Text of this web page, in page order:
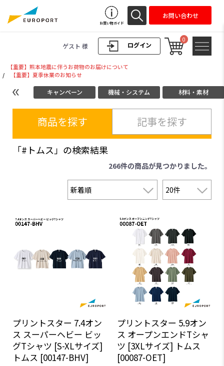
ログイン
ゲスト 様
0
お買い物ガイド
お問い合わせ
【重要】熊本地震に伴うお荷物のお届けについて
/
【重要】夏季休業のお知らせ
キャンペーン 機械・システム 材料・素材
商品を探す 記事を探す
「#トムス」の検索結果
266件の商品が見つかりました。
プリントスター 7.4オン
ス スーパーヘビー ビッ
グTシャツ [S-XLサイズ]
トムス [00147-BHV]
プリントスター 5.9オン
ス オープンエンドTシャ
ツ [3XLサイズ] トムス
[00087-OET]